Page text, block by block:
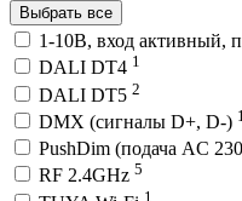
Выбрать все
1-10В, вход активный,
DALI DT4 1
DALI DT5 2
DMX (сигналы D+, D-) 1
PushDim (подача AC
RF 2.4GHz 5
1